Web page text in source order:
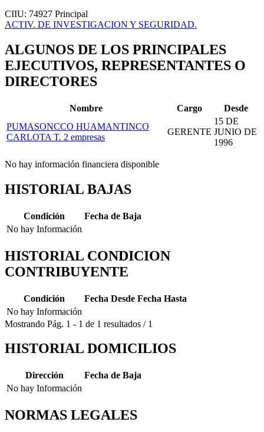
CIIU: 74927 Principal
ACTIV. DE INVESTIGACION Y SEGURIDAD.
ALGUNOS DE LOS PRINCIPALES
EJECUTIVOS, REPRESENTANTES O
DIRECTORES
Nombre Cargo
Desde
PUMASONCCO HUAMANTINCO
CARLOTA T. 2 empresas
GERENTE
15 DE
JUNIO DE
1996
No hay información financiera disponible
HISTORIAL BAJAS
Condición
Fecha de Baja
No hay Información
HISTORIAL CONDICION
CONTRIBUYENTE
Condición Fecha Desde Fecha Hasta
No hay Información
Mostrando Pág. 1 - 1 de 1 resultados / 1
HISTORIAL DOMICILIOS
Dirección
Fecha de Baja
No hay Información
NORMAS LEGALES